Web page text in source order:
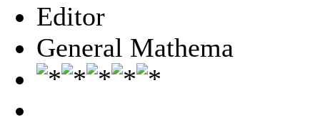
Editor
General Mathema